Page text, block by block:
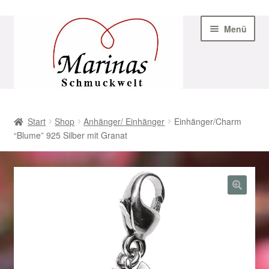
Navigation
Menü
AGB
Beispiel-Seite
Geschenke zu Ostern 2023
Geschenke zu Ostern 2024
Start Shop Anhänger/ Einhänger
Einhänger/Charm
“Blume” 925 Silber mit Granat